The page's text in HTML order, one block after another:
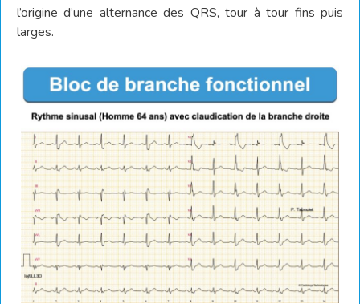
l’origine d’une alternance des QRS, tour à tour fins puis
larges.